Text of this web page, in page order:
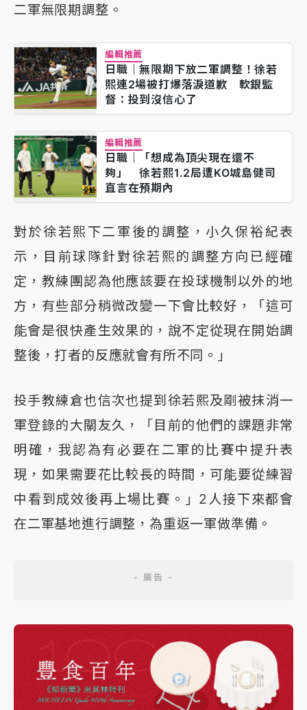
二軍無限期調整。
編輯推薦
日職｜無限期下放二軍調整！徐若
熙連2場被打爆落淚道歉 軟銀監
督：投到沒信心了
編輯推薦
日職｜「想成為頂尖現在還不
夠」 徐若熙1.2局遭KO城島健司
直言在預期內
對於徐若熙下二軍後的調整，小久保裕紀表
示，目前球隊針對徐若熙的調整方向已經確
定，教練團認為他應該要在投球機制以外的地
方，有些部分稍微改變一下會比較好，「這可
能會是很快產生效果的，說不定從現在開始調
整後，打者的反應就會有所不同。」
投手教練倉也信次也提到徐若熙及剛被抹消一
軍登錄的大關友久，「目前的他們的課題非常
明確，我認為有必要在二軍的比賽中提升表
現，如果需要花比較長的時間，可能要從練習
中看到成效後再上場比賽。」2人接下來都會
在二軍基地進行調整，為重返一軍做準備。